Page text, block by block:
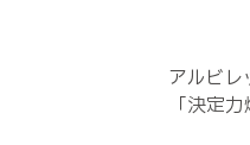
アルビ
「決定